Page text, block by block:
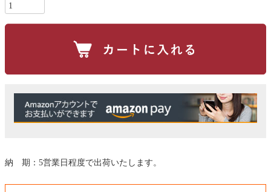
納 期：5営業日程度で出荷いたします。